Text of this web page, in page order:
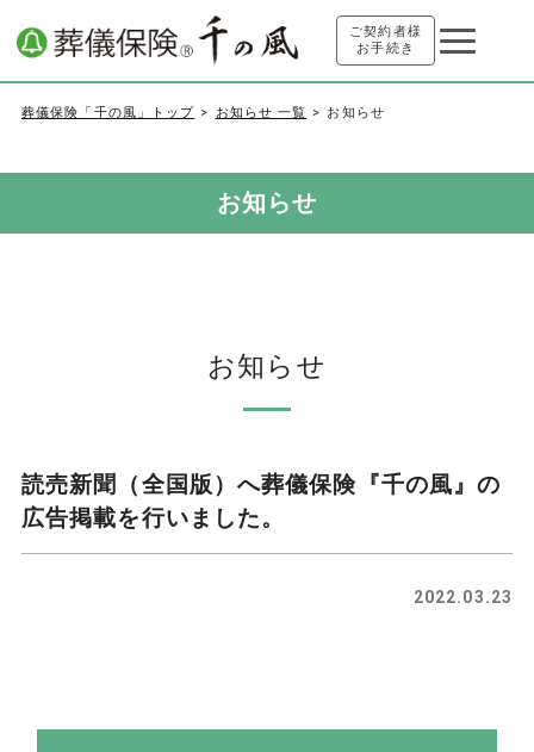
ご契約者様
お手続き
葬儀保険「千の風」トップ お知らせ 一覧 お知らせ
お知らせ
お知らせ
読売新聞（全国版）へ葬儀保険『千の風』の
広告掲載を行いました。
2022.03.23